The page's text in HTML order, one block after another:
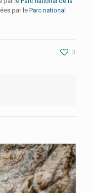
par le Parc national
3